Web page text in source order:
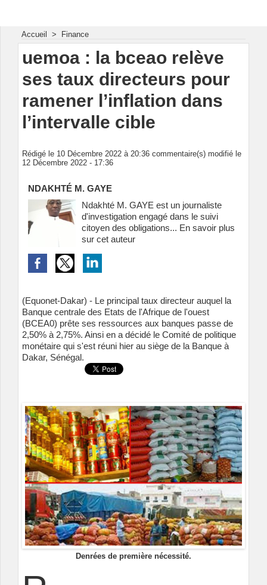
Accueil > Finance
uemoa : la bceao relève
ses taux directeurs pour
ramener l’inflation dans
l’intervalle cible
Rédigé le 10 Décembre 2022 à 20:36 commentaire(s) modifié le
12 Décembre 2022 - 17:36
NDAKHTÉ M. GAYE
Ndakhté M. GAYE est un journaliste
d'investigation engagé dans le suivi
citoyen des obligations... En savoir plus
sur cet auteur
(Equonet-Dakar) - Le principal taux directeur auquel la
Banque centrale des Etats de l'Afrique de l'ouest
(BCEA0) prête ses ressources aux banques passe de
2,50% à 2,75%. Ainsi en a décidé le Comité de politique
monétaire qui s'est réuni hier au siège de la Banque à
Dakar, Sénégal.
Denrées de première nécessité.